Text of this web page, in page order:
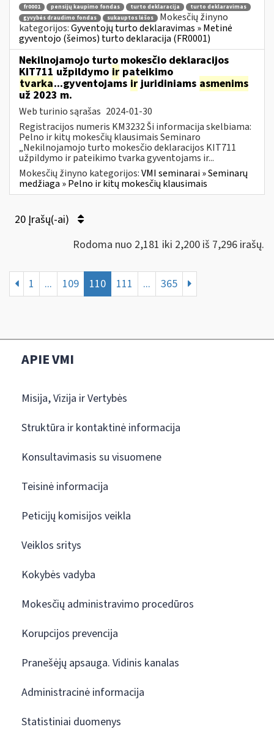
fr0001 pensijų kaupimo fondas turto deklaracija
turto deklaravimas
gyvybės draudimo fondas
sukauptos lėšos
Mokesčių žinyno
kategorijos:Gyventojų turto deklaravimas » Metinė
gyventojo (šeimos) turto deklaracija (FR0001)
Nekilnojamojo turto mokesčio deklaracijos
KIT711 užpildymo ir pateikimo
tvarka...gyventojams irjuridiniams asmenims
už 2023 m.
Web turinio sąrašas 2024-01-30
Registracijos numeris KM3232 Ši informacija skelbiama:
Pelno ir kitų mokesčių klausimais Seminaro
„Nekilnojamojo turto mokesčio deklaracijos KIT711
užpildymo ir pateikimo tvarka gyventojams ir...
Mokesčių žinyno kategorijos:VMI seminarai » Seminarų
medžiaga » Pelno ir kitų mokesčių klausimais
20 Įrašų(-ai)
Rodoma nuo 2,181 iki 2,200 iš 7,296 irašų.
1 ... 109 110 111 ... 365
APIE VMI
Misija, Vizija ir Vertybės
Struktūra ir kontaktinė informacija
Konsultavimasis su visuomene
Teisinė informacija
Peticijų komisijos veikla
Veiklos sritys
Kokybės vadyba
Mokesčių administravimo procedūros
Korupcijos prevencija
Pranešėjų apsauga. Vidinis kanalas
Administracinė informacija
Statistiniai duomenys